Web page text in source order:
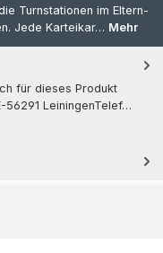
Turnstationen im Eltern-
Jede Karteikar… Mehr
für dieses Produkt
56291 LeiningenTelef…